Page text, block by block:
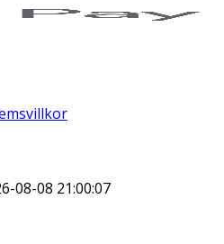
08-08 21:00:07